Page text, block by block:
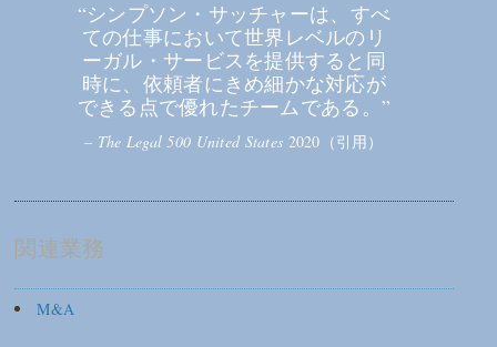
“シンプソン・サッチャーは、すべ
ての仕事において世界レベルのリ
ーガル・サービスを提供すると同
時に、依頼者にきめ細かな対応が
できる点で優れたチームである。”
– The Legal 500 United States 2020（引用）
関連業務
M&A